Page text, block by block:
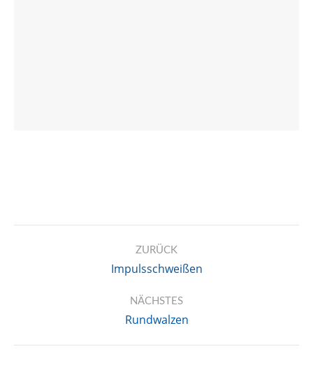
ZURÜCK
Vorheriger
Impulsschweißen
NÄCHSTES
Nächster
Rundwalzen